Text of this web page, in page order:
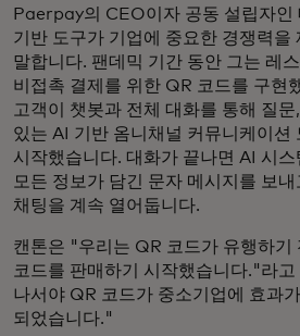
Paerpay의 CEO이자 공동 설립자인
기반 도구가 기업에 중요한 경쟁력을
말합니다. 팬데믹 기간 동안 그는 레
비접촉 결제를 위한 QR 코드를 구현
고객이 챗봇과 전체 대화를 통해 질
있는 AI 기반 옴니채널 커뮤니케이션
시작했습니다. 대화가 끝나면 AI 시
모든 정보가 담긴 문자 메시지를 보
채팅을 계속 열어둡니다.
캔톤은 "우리는 QR 코드가 유행하기
코드를 판매하기 시작했습니다."라
나서야 QR 코드가 중소기업에 효과
되었습니다."